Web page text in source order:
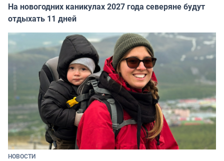
На новогодних каникулах 2027 года северяне будут
отдыхать 11 дней
НОВОСТИ